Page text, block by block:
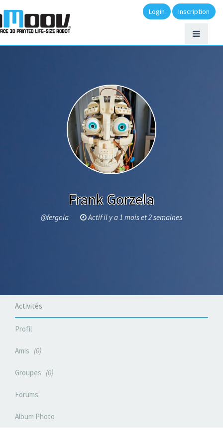
Login Inscription
Frank Gorzela
@fergola Actif il y a 1 mois et 2 semaines
Activités
Profil
Amis 0
Groupes 0
Forums
Album Photo